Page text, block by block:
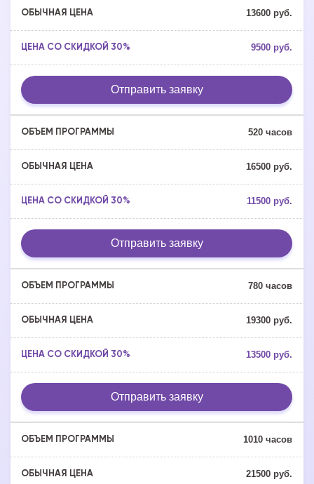
13600 руб.
9500 руб.
Отправить заявку
520 часов
16500 руб.
11500 руб.
Отправить заявку
780 часов
19300 руб.
13500 руб.
Отправить заявку
1010 часов
21500 руб.